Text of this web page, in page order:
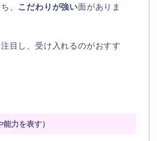
、 こだわりが強い面がありま
目し、受け入れるのがおすす
能力を表す）